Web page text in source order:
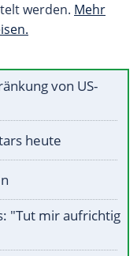
werden. Mehr
von US-
heute
"Tut mir aufrichtig